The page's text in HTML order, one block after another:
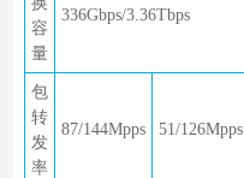
容
量
336Gbps/3.36Tbps
包
转
发
率
87/144Mpps 51/126Mpps